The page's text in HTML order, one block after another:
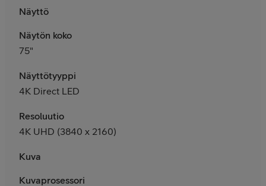
Näyttö
Näytön koko
75"
Näyttötyyppi
4K Direct LED
Resoluutio
4K UHD (3840 x 2160)
Kuva
Kuvaprosessori